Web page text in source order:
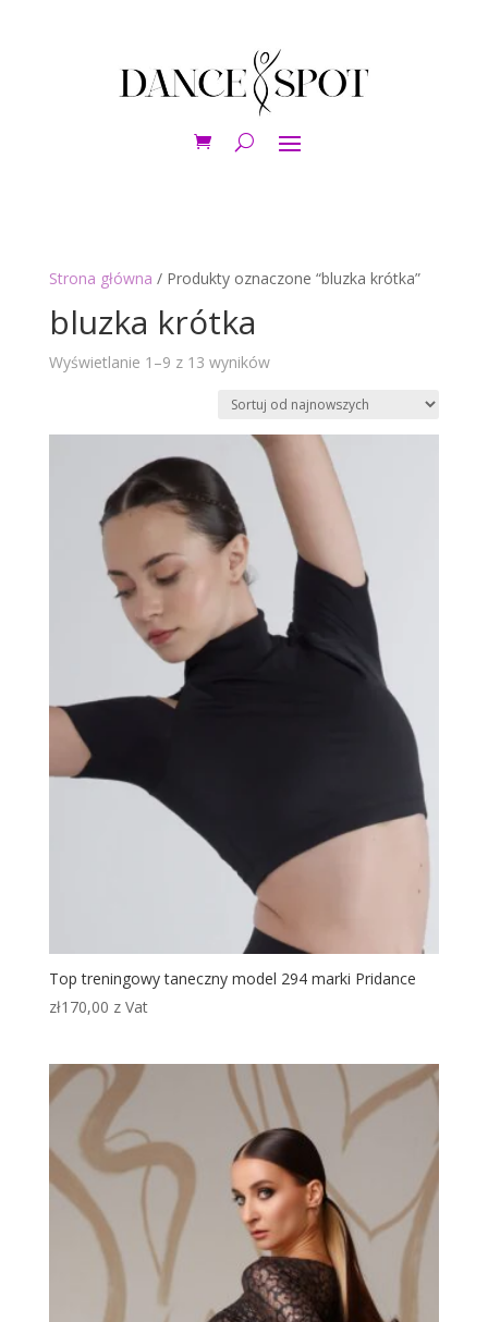
Strona główna / Produkty oznaczone “bluzka krótka”
bluzka krótka
Wyświetlanie 1–9 z 13 wynikówPosortowane
najnowszych
Top treningowy taneczny model 294 marki Pridance
zł170,00 z Vat